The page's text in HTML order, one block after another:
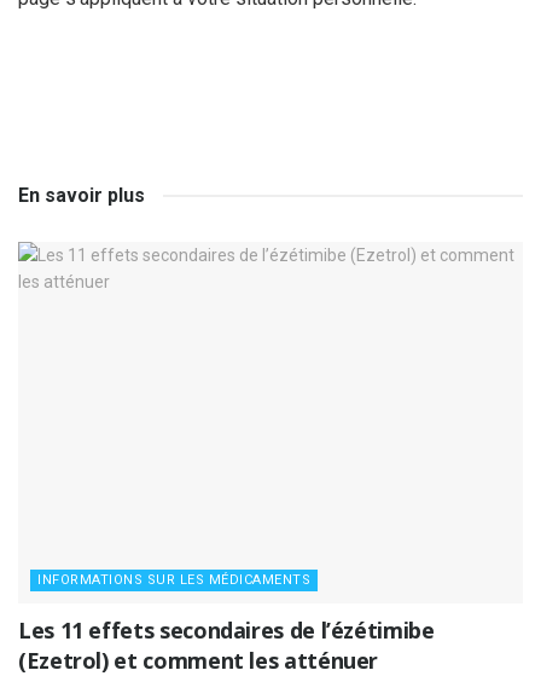
En savoir plus
INFORMATIONS SUR LES MÉDICAMENTS
Les 11 effets secondaires de l’ézétimibe
(Ezetrol) et comment les atténuer